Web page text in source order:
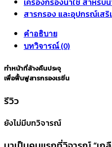
สารกรอง และอุปกรณ์เสริ
คำอธิบาย
บทวิจารณ์ (0)
ทำหน้าที่ล้างคืนประจุ
เพื่อฟื้นฟูสารกรองเรซิ่น
รีวิว
ยังไม่มีบทวิจารณ์